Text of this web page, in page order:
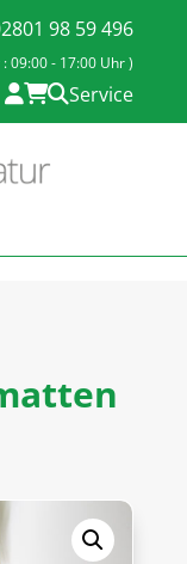
98 59 496
09:00 - 17:00 Uhr )
Service